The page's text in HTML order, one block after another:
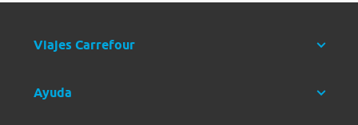
Viajes Carrefour
Ayuda